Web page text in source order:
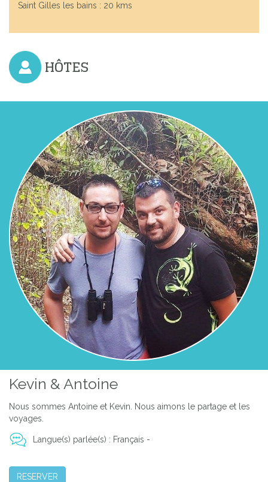
Previous Next
Saint Gilles les bains : 20 kms
HÔTES
Kevin & Antoine
Nous sommes Antoine et Kevin. Nous aimons le partage et les
voyages.
Langue(s) parlée(s) : Français -
RESERVER